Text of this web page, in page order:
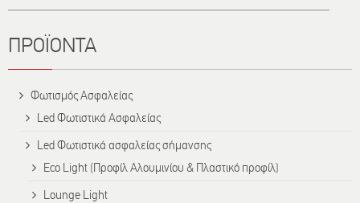
ΠΡΟΪΟΝΤΑ
Φωτισμός Ασφαλείας
Led Φωτιστικά Ασφαλείας
Led Φωτιστικά ασφαλείας σήμανσης
Eco Light (Προφίλ Αλουμινίου & Πλαστικό προφίλ)
Lounge Light